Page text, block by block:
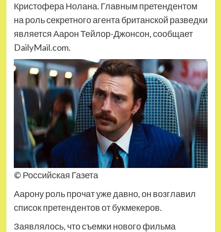
Кристофера Нолана. Главным претендентом
на роль секретного агента британской разведки
является Аарон Тейлор-Джонсон, сообщает
DailyMail.com.
© Российская Газета
Аарону роль прочат уже давно, он возглавил
список претендентов от букмекеров.
Заявлялось, что съемки нового фильма